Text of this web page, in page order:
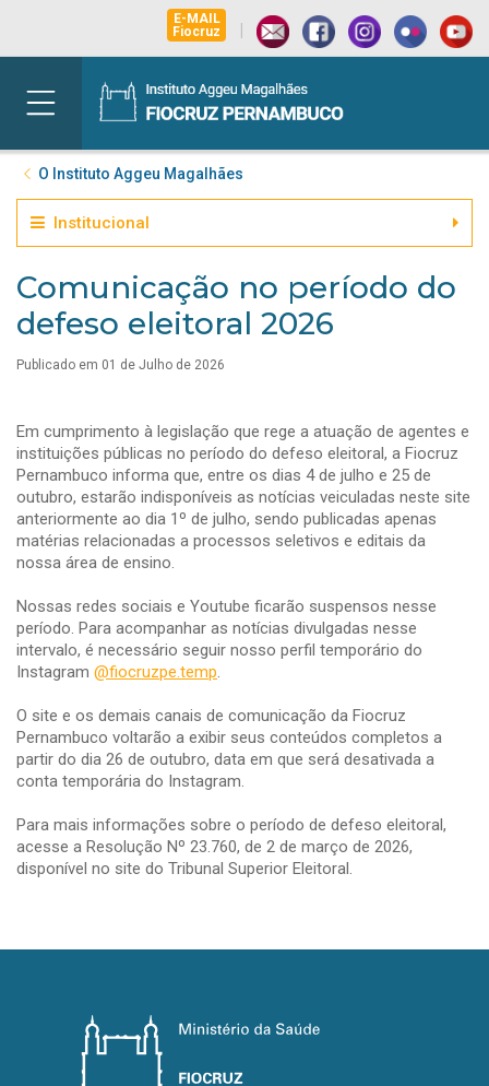
E-MAIL
Fiocruz
|
O Instituto Aggeu Magalhães
Institucional
Comunicação no período do
defeso eleitoral 2026
Publicado em 01 de Julho de 2026
Em cumprimento à legislação que rege a atuação de agentes e
instituições públicas no período do defeso eleitoral, a Fiocruz
Pernambuco informa que, entre os dias 4 de julho e 25 de
outubro, estarão indisponíveis as notícias veiculadas neste site
anteriormente ao dia 1º de julho, sendo publicadas apenas
matérias relacionadas a processos seletivos e editais da
nossa área de ensino.
Nossas redes sociais e Youtube ficarão suspensos nesse
período. Para acompanhar as notícias divulgadas nesse
intervalo, é necessário seguir nosso perfil temporário do
Instagram @fiocruzpe.temp.
O site e os demais canais de comunicação da Fiocruz
Pernambuco voltarão a exibir seus conteúdos completos a
partir do dia 26 de outubro, data em que será desativada a
conta temporária do Instagram.
Para mais informações sobre o período de defeso eleitoral,
acesse a Resolução Nº 23.760, de 2 de março de 2026,
disponível no site do Tribunal Superior Eleitoral.